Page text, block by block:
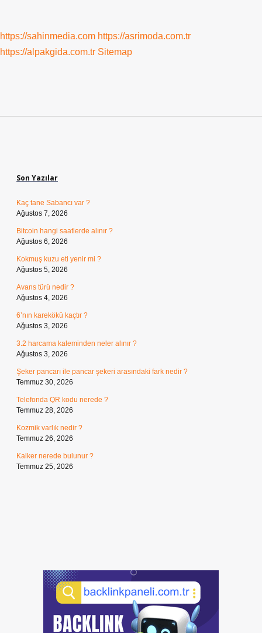
https://sahinmedia.com https://asrimoda.com.tr
https://alpakgida.com.tr Sitemap
Son Yazılar
Kaç tane Sabancı var ?
Ağustos 7, 2026
Bitcoin hangi saatlerde alınır ?
Ağustos 6, 2026
Kokmuş kuzu eti yenir mi ?
Ağustos 5, 2026
Avans türü nedir ?
Ağustos 4, 2026
6’nın karekökü kaçtır ?
Ağustos 3, 2026
3.2 harcama kaleminden neler alınır ?
Ağustos 3, 2026
Şeker pancarı ile pancar şekeri arasındaki fark nedir ?
Temmuz 30, 2026
Telefonda QR kodu nerede ?
Temmuz 28, 2026
Kozmik varlık nedir ?
Temmuz 26, 2026
Kalker nerede bulunur ?
Temmuz 25, 2026